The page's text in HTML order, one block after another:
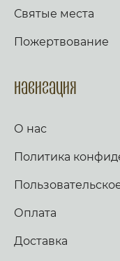
Святые места
Пожертвование
Навигация
О нас
Политика
Оплата
Доставка